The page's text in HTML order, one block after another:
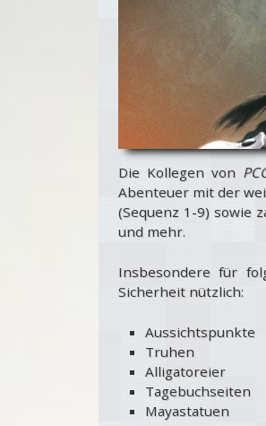
Die Kollegen von
Abenteuer mit der
(Sequenz 1-9) sowie
und mehr.
Insbesondere für
Sicherheit nützlich:
Aussichtspunkte
Truhen
Alligatoreier
Tagebuchseiten
Mayastatuen